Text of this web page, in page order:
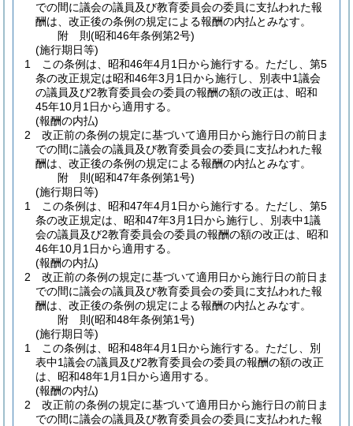
での間に議会の議員及び教育委員会の委員に支払われた報
酬は、改正後の条例の規定による報酬の内払とみなす。
附 則(昭和46年条例第2号)
(施行期日等)
1
この条例は、昭和46年4月1日から施行する。 ただし、第5
条の改正規定は昭和46年3月1日から施行し、別表中1議会
の議員及び2教育委員会の委員の報酬の額の改正は、昭和
45年10月1日から適用する。
(報酬の内払)
2
改正前の条例の規定に基づいて適用日から施行日の前日ま
での間に議会の議員及び教育委員会の委員に支払われた報
酬は、改正後の条例の規定による報酬の内払とみなす。
附 則(昭和47年条例第1号)
(施行期日等)
1
この条例は、昭和47年4月1日から施行する。 ただし、第5
条の改正規定は、昭和47年3月1日から施行し、別表中1議
会の議員及び2教育委員会の委員の報酬の額の改正は、昭和
46年10月1日から適用する。
(報酬の内払)
2
改正前の条例の規定に基づいて適用日から施行日の前日ま
での間に議会の議員及び教育委員会の委員に支払われた報
酬は、改正後の条例の規定による報酬の内払とみなす。
附 則(昭和48年条例第1号)
(施行期日等)
1
この条例は、昭和48年4月1日から施行する。 ただし、別
表中1議会の議員及び2教育委員会の委員の報酬の額の改正
は、昭和48年1月1日から適用する。
(報酬の内払)
2
改正前の条例の規定に基づいて適用日から施行日の前日ま
での間に議会の議員及び教育委員会の委員に支払われた報